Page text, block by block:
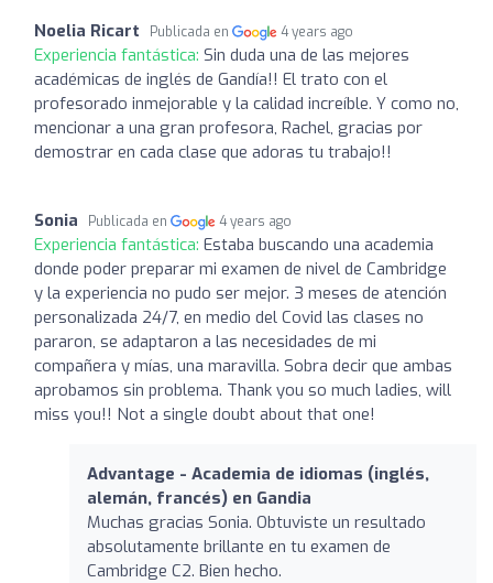
Noelia Ricart Publicada en 4 years ago
Experiencia fantástica: Sin duda una de las mejores
académicas de inglés de Gandía!! El trato con el
profesorado inmejorable y la calidad increíble. Y como no,
mencionar a una gran profesora, Rachel, gracias por
demostrar en cada clase que adoras tu trabajo!!
Sonia Publicada en 4 years ago
Experiencia fantástica: Estaba buscando una academia
donde poder preparar mi examen de nivel de Cambridge
y la experiencia no pudo ser mejor. 3 meses de atención
personalizada 24/7, en medio del Covid las clases no
pararon, se adaptaron a las necesidades de mi
compañera y mías, una maravilla. Sobra decir que ambas
aprobamos sin problema. Thank you so much ladies, will
miss you!! Not a single doubt about that one!
Advantage - Academia de idiomas (inglés,
alemán, francés) en Gandia
Muchas gracias Sonia. Obtuviste un resultado
absolutamente brillante en tu examen de
Cambridge C2. Bien hecho.